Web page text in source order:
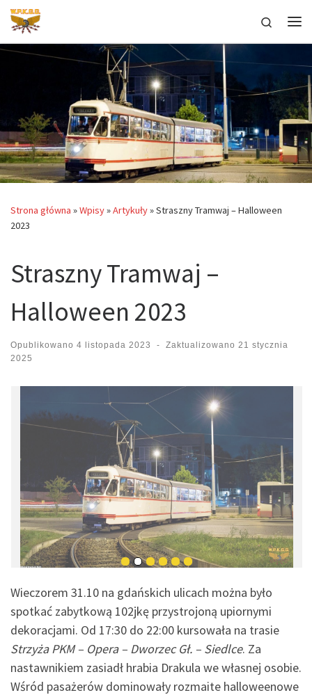
Przejdź do treści
Search
Strona główna »Wpisy»Artykuły»Straszny Tramwaj – Halloween
2023
Straszny Tramwaj –
Halloween 2023
Opublikowano 4 listopada 2023 - Zaktualizowano 21 stycznia
2025
Wieczorem 31.10 na gdańskich ulicach można było
spotkać zabytkową 102jkę przystrojoną upiornymi
dekoracjami. Od 17:30 do 22:00 kursowała na trasie
Strzyża PKM – Opera – Dworzec Gł. – Siedlce. Za
nastawnikiem zasiadł hrabia Drakula we własnej osobie.
Wśród pasażerów dominowały rozmaite halloweenowe